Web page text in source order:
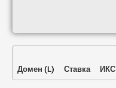
Домен (L) Ставка ИКС